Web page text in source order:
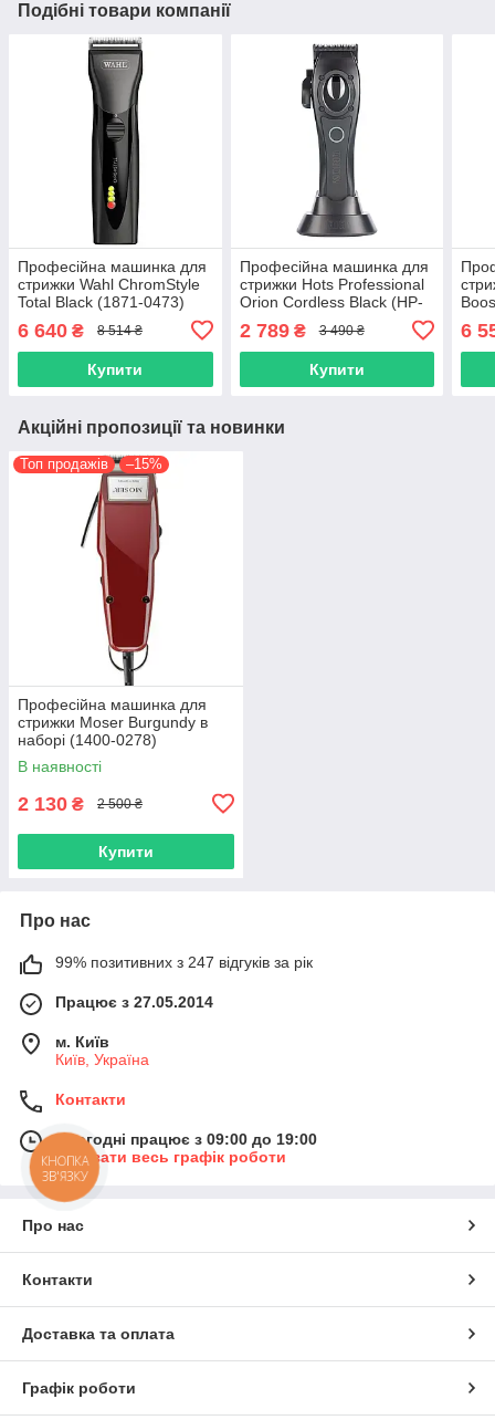
Подібні товари компанії
Професійна машинка для
стрижки Wahl ChromStyle
Total Black (1871-0473)
6 640 ₴ 8 514 ₴
Купити
Професійна машинка для
стрижки Hots Professional
Orion Cordless Black (HP-
2 789₴ 3 490 ₴
Купити
6
Акційні пропозиції та новинки
Топ продажів –15%
Професійна машинка для
стрижки Moser Burgundy в
наборі (1400-0278)
В наявності
2 130 ₴ 2 500 ₴
Купити
Про нас
99% позитивних з 247 відгуків за рік
Працює з 27.05.2014
м. Київ
Київ, Україна
Контакти
Сьогодні працює з 09:00 до 19:00
Показати весь графік роботи
Про нас
Контакти
Доставка та оплата
Графік роботи
КНОПКА
ЗВ'ЯЗКУ